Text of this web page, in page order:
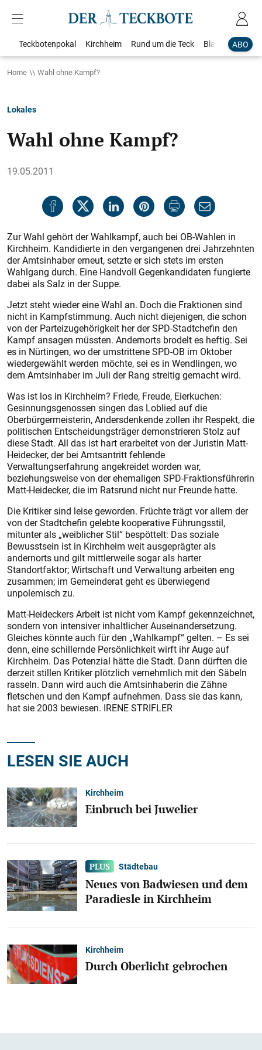
ABO
Teckbotenpokal Kirchheim Rund um die Teck Blaulicht
Home Wahl ohne Kampf?
Lokales
Wahl ohne Kampf?
19.05.2011
Zur Wahl gehört der Wahlkampf, auch bei OB-Wahlen in
Kirchheim. Kandidierte in den vergangenen drei Jahrzehnten
der Amtsinhaber erneut, setzte er sich stets im ersten
Wahlgang durch. Eine Handvoll Gegenkandidaten fungierte
dabei als Salz in der Suppe.
Jetzt steht wieder eine Wahl an. Doch die Fraktionen sind
nicht in Kampfstimmung. Auch nicht diejenigen, die schon
von der Parteizugehörigkeit her der SPD-Stadtchefin den
Kampf ansagen müssten. Andernorts brodelt es heftig. Sei
es in Nürtingen, wo der umstrittene SPD-OB im Oktober
wiedergewählt werden möchte, sei es in Wendlingen, wo
dem Amtsinhaber im Juli der Rang streitig gemacht wird.
Was ist los in Kirchheim? Friede, Freude, Eierkuchen:
Gesinnungsgenossen singen das Loblied auf die
Oberbürgermeisterin, Andersdenkende zollen ihr Respekt, die
politischen Entscheidungsträger demonstrieren Stolz auf
diese Stadt. All das ist hart erarbeitet von der Juristin Matt-
Heidecker, der bei Amtsantritt fehlende
Verwaltungserfahrung angekreidet worden war,
beziehungsweise von der ehemaligen SPD-Fraktionsführerin
Matt-Heidecker, die im Ratsrund nicht nur Freunde hatte.
Die Kritiker sind leise geworden. Früchte trägt vor allem der
von der Stadtchefin gelebte kooperative Führungsstil,
mitunter als „weiblicher Stil“ bespöttelt: Das soziale
Bewusstsein ist in Kirchheim weit ausgeprägter als
andernorts und gilt mittlerweile sogar als harter
Standortfaktor; Wirtschaft und Verwaltung arbeiten eng
zusammen; im Gemeinderat geht es überwiegend
unpolemisch zu.
Matt-Heideckers Arbeit ist nicht vom Kampf gekennzeichnet,
sondern von intensiver inhaltlicher Auseinandersetzung.
Gleiches könnte auch für den „Wahlkampf“ gelten. – Es sei
denn, eine schillernde Persönlichkeit wirft ihr Auge auf
Kirchheim. Das Potenzial hätte die Stadt. Dann dürften die
derzeit stillen Kritiker plötzlich vernehmlich mit den Säbeln
rasseln. Dann wird auch die Amtsinhaberin die Zähne
fletschen und den Kampf aufnehmen. Dass sie das kann,
hat sie 2003 bewiesen. IRENE STRIFLER
LESEN SIE AUCH
Kirchheim
Einbruch bei Juwelier
Städtebau
Neues von Badwiesen und dem
Paradiesle in Kirchheim
Kirchheim
Durch Oberlicht gebrochen